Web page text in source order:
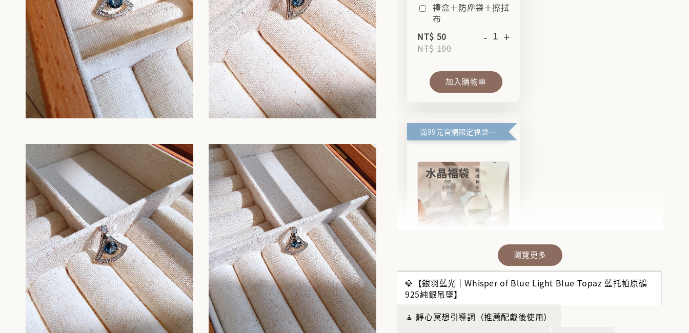
禮盒＋防塵袋＋擦拭
布
NT$ 50
NT$ 100
- +
加入購物車
滿99元官網限定福袋優惠
搶來的福袋沒中獎？
水晶福袋幫你翻盤💎
能量UP💎
NT$ 388
- +
瀏覽更多
💎【銀羽藍光｜Whisper of Blue Light Blue Topaz 藍托帕原礦
925純銀吊墜】
🧘 靜心冥想引導詞（推薦配戴後使用）